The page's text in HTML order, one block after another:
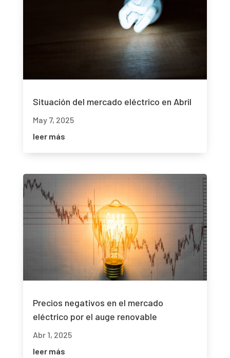
Situación del mercado eléctrico en Abril
May 7, 2025
leer más
Precios negativos en el mercado
eléctrico por el auge renovable
Abr 1, 2025
leer más